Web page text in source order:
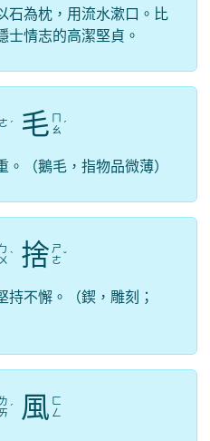
石為枕，用流水漱口。比
士情志的高潔堅貞。
ㄜ ˊ 毛 ㄠ ˊ
。（鵝毛，指物品微薄）
ㄅ
ㄨ ˋ 捨 ㄕ
ㄜ ˇ
持不懈。（鍥，雕刻；
ㄌ
ㄞ ˊ 風 ㄈ
ㄥ